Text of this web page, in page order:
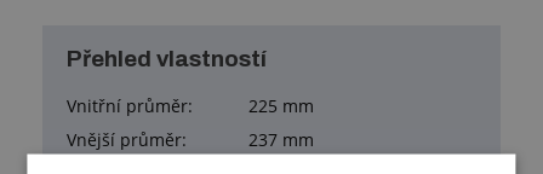
Přehled vlastností
Vnitřní průměr:
225 mm
Vnější průměr:
237 mm